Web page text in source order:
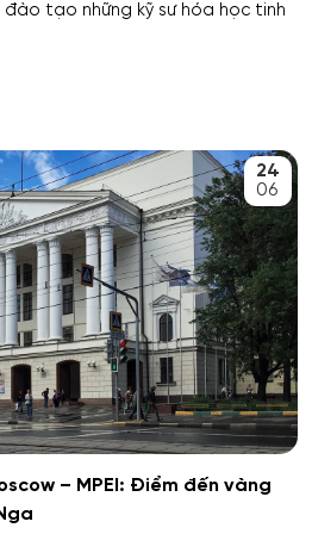
và pháp luật
phẩm dệt may
thanh niên)
học
đào tạo những kỹ sư hóa học tinh
24
06
– MPEI: Điểm đến vàng